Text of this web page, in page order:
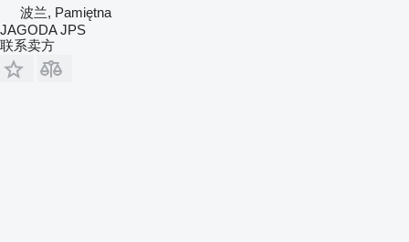
波兰, Pamiętna
JAGODA JPS
联系卖方